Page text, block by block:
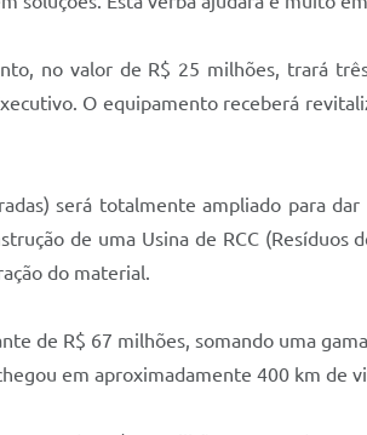
no valor de R$ 25 milhões, trará
O equipamento receberá
será totalmente ampliado para
de uma Usina de RCC
do material.
de R$ 67 milhões, somando uma
em aproximadamente 400 km de